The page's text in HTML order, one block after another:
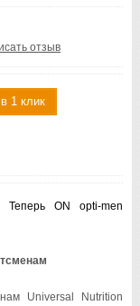
отзыв
1 клик
Теперь ON opti-men
Universal Nutrition